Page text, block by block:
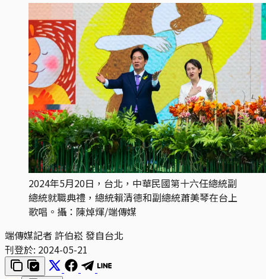
2024年5月20日，台北，中華民國第十六任總統副
總統就職典禮，總統賴清德和副總統蕭美琴在台上
歌唱。攝：陳焯煇/端傳媒
端傳媒記者 許伯崧 發自台北
刊登於: 2024-05-21